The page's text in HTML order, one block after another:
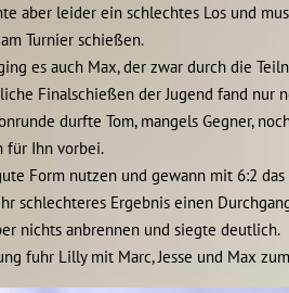
aber leider ein schlechtes Los und
Turnier schießen.
es auch Max, der zwar durch die
Finalschießen der Jugend fand nur
durfte Tom, mangels Gegner,
für Ihn vorbei.
Form nutzen und gewann mit 6:2
schlechteres Ergebnis einen
nichts anbrennen und siegte deutlich.
fuhr Lilly mit Marc, Jesse und Max